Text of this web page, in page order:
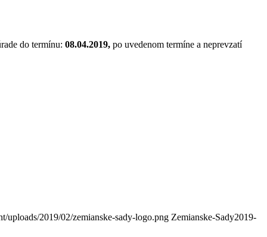
do termínu: 08.04.2019, po uvedenom termíne a neprevzatí
uploads/2019/02/zemianske-sady-logo.png Zemianske-Sady2019-